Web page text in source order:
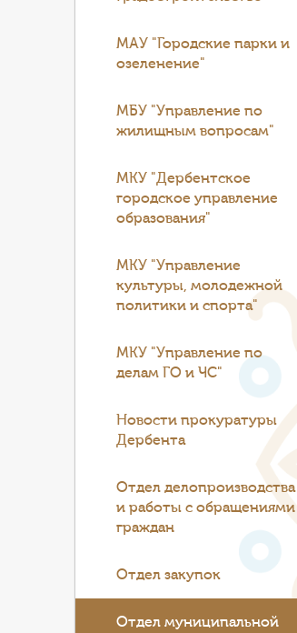
МАУ "Городские парки и
озеленение"
МБУ "Управление по
жилищным вопросам"
МКУ "Дербентское
городское управление
образования"
МКУ "Управление
культуры, молодежной
политики и спорта"
МКУ "Управление по
делам ГО и ЧС"
Новости прокуратуры
Дербента
Отдел делопроизводства
и работы с обращениями
граждан
Отдел закупок
Отдел муниципальной